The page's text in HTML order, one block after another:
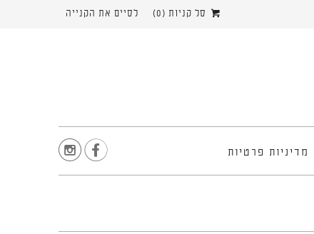
לסיים את הקנייה סל קניות ( 0
)

 מדיניות פרטיות